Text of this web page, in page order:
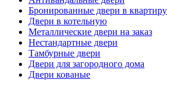
Бронированные двери в квартиру
Двери в котельную
Металлические двери на заказ
Нестандартные двери
Тамбурные двери
Двери для загородного дома
Двери кованые